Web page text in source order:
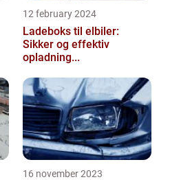
12 february 2024
Ladeboks til elbiler:
Sikker og effektiv
opladning...
16 november 2023